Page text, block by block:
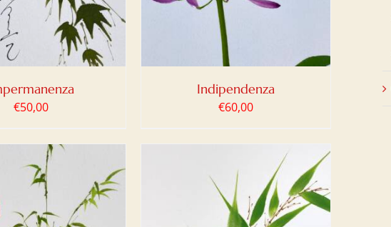
€50,00
Indipendenza
€60,00